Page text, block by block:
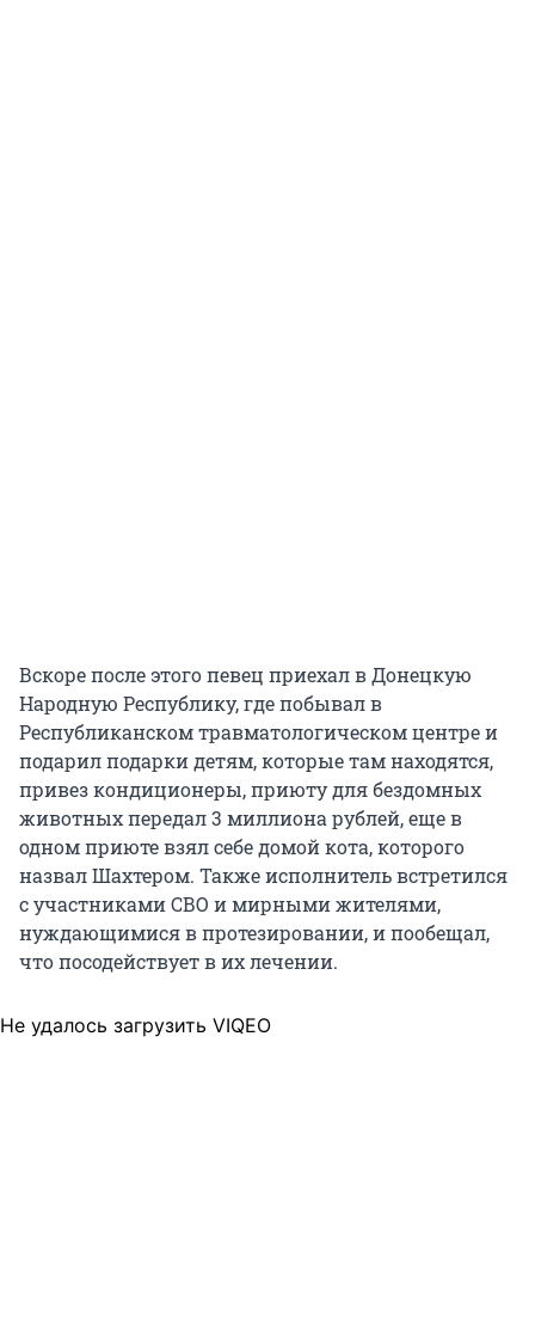
Вскоре после этого певец приехал в Донецкую
Народную Республику, где побывал в
Республиканском травматологическом центре и
подарил подарки детям, которые там находятся,
привез кондиционеры, приюту для бездомных
животных передал 3 миллиона рублей, еще в
одном приюте взял себе домой кота, которого
назвал Шахтером. Также исполнитель встретился
с участниками СВО и мирными жителями,
нуждающимися в протезировании, и пообещал,
что посодействует в их лечении.
Не удалось загрузить VIQEO